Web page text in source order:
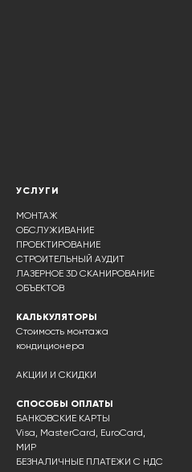
УСЛУГИ
МОНТАЖ
ОБСЛУЖИВАНИЕ
ПРОЕКТИРОВАНИЕ
СТРОИТЕЛЬНЫЙ АУДИТ
ЛАЗЕРНОЕ 3D СКАНИРОВАНИЕ
ОБЪЕКТОВ
КАЛЬКУЛЯТОРЫ
Стоимость монтажа
кондиционера
АКЦИИ И СКИДКИ
СПОСОБЫ ОПЛАТЫ
БАНКОВСКИЕ КАРТЫ
Visa, MasterCard, EuroCard,
МИР
БЕЗНАЛИЧНЫЕ ПЛАТЕЖИ С НДС